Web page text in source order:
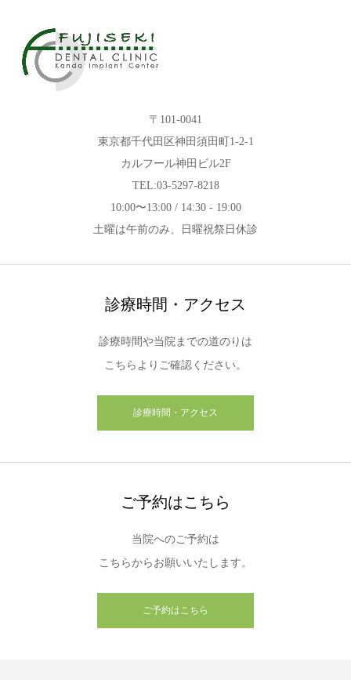
〒101-0041
東京都千代田区神田須田町1-2-1
カルフール神田ビル2F
TEL:03-5297-8218
10:00〜13:00 / 14:30 - 19:00
土曜は午前のみ、日曜祝祭日休診
診療時間・アクセス
診療時間や当院までの道のりは
こちらよりご確認ください。
診療時間・アクセス
ご予約はこちら
当院へのご予約は
こちらからお願いいたします。
ご予約はこちら